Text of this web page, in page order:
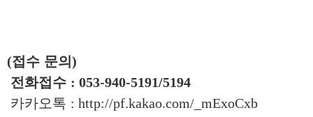
(접수 문의 )
전화접수 : 053-940-5191/5194
카카오톡 : http://pf.kakao.com/_mExoCxb